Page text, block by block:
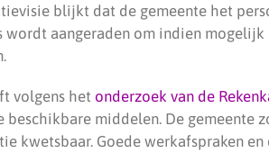
blijkt dat de gemeente het
wordt aangeraden om indien
volgens het onderzoek van de
beschikbare middelen. De gemeente
kwetsbaar. Goede werkafspraken